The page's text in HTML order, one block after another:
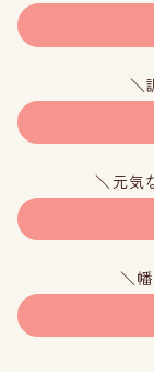
＼
＼元気
＼